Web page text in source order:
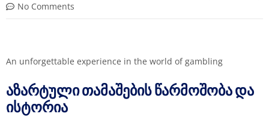
No Comments
An unforgettable experience in the world of gambling
ᲐᲖᲐᲠᲢᲣᲚᲘ ᲗᲐᲛᲐᲨᲔᲑᲘᲡ ᲬᲐᲠᲛᲝᲨᲝᲑᲐ ᲓᲐ
ᲘᲡᲢᲝᲠᲘᲐ